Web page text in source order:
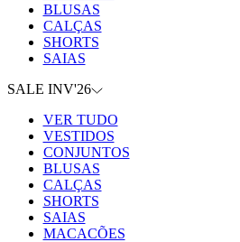
BLUSAS
CALÇAS
SHORTS
SAIAS
SALE INV'26
VER TUDO
VESTIDOS
CONJUNTOS
BLUSAS
CALÇAS
SHORTS
SAIAS
MACACÕES